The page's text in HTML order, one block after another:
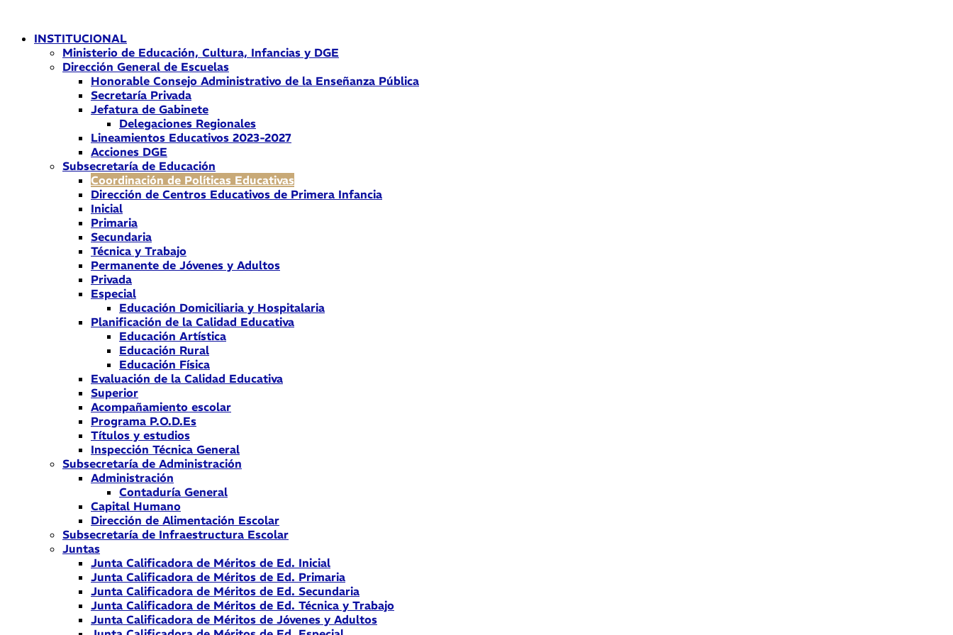
contenidoINSTITUCIONAL
Ministerio de Educación, Cultura, Infancias y DGE
Dirección General de Escuelas
Honorable Consejo Administrativo de la Enseñanza Pública
Secretaría Privada
Jefatura de Gabinete
Delegaciones Regionales
Lineamientos Educativos 2023-2027
Acciones DGE
Subsecretaría de Educación
Coordinación de Políticas Educativas
Dirección de Centros Educativos de Primera Infancia
Inicial
Primaria
Secundaria
Técnica y Trabajo
Permanente de Jóvenes y Adultos
Privada
Especial
Educación Domiciliaria y Hospitalaria
Planificación de la Calidad Educativa
Educación Artística
Educación Rural
Educación Física
Evaluación de la Calidad Educativa
Superior
Acompañamiento escolar
Programa P.O.D.Es
Títulos y estudios
Inspección Técnica General
Subsecretaría de Administración
Administración
Contaduría General
Capital Humano
Dirección de Alimentación Escolar
Subsecretaría de Infraestructura Escolar
Juntas
Junta Calificadora de Méritos de Ed. Inicial
Junta Calificadora de Méritos de Ed. Primaria
Junta Calificadora de Méritos de Ed. Secundaria
Junta Calificadora de Méritos de Ed. Técnica y Trabajo
Junta Calificadora de Méritos de Jóvenes y Adultos